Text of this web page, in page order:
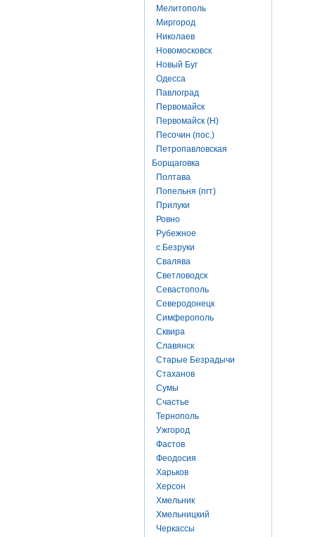
Мелитополь
Миргород
Николаев
Новомосковск
Новый Буг
Одесса
Павлоград
Первомайск
Первомайск (Н)
Песочин (пос.)
Петропавловская
Борщаговка
Полтава
Попельня (пгт)
Прилуки
Ровно
Рубежное
с.Безруки
Свалява
Светловодск
Севастополь
Северодонецк
Симферополь
Сквира
Славянск
Старые Безрадычи
Стаханов
Сумы
Счастье
Тернополь
Ужгород
Фастов
Феодосия
Харьков
Херсон
Хмельник
Хмельницкий
Черкассы